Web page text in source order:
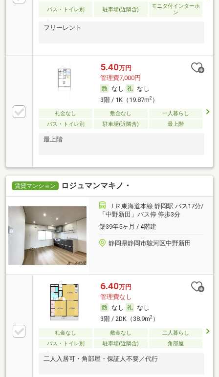
バス・トイレ別 駐車場(近隣含)
モニタ付インターホ
ン
フリーレント
5.40万円
管理費7,000円
なし
なし
3階 / 1K（19.87m2）
礼金なし 敷金なし
一人暮らし
バス・トイレ別
駐車場(近隣含) 最上階
最上階
賃貸マンション ロジュマンマキノ・
ＪＲ東海道本線 静岡駅 バス17分/
「中野新田」バス停 停歩3分
築39年5ヶ月 / 4階建
静岡県静岡市駿河区中野新田
6.40万円
管理費なし
なし
なし
3階 / 2DK（38.9m2）
礼金なし 敷金なし
二人暮らし
バス・トイレ別
駐車場(近隣含) 角部屋
二人入居可・角部屋・保証人不要／代行